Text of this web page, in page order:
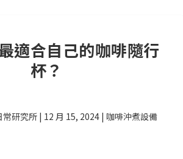
適合自己的咖啡隨行
杯？
常研究所| 12 月 15, 2024 | 咖啡沖煮設備